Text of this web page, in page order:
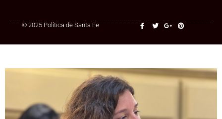
© 2025 Política de Santa Fe